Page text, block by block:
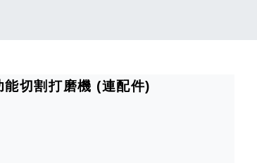
切割打磨機 (連配件)